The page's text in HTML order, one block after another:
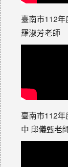
臺南市112
羅淑芳老師
臺南市112
中 邱儀甄老